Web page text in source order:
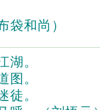
袋和尚）
湖。
图。
徒。